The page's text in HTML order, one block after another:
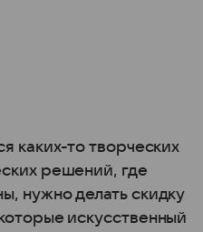
каких-то творческих
решений, где
нужно делать скидку
искусственный